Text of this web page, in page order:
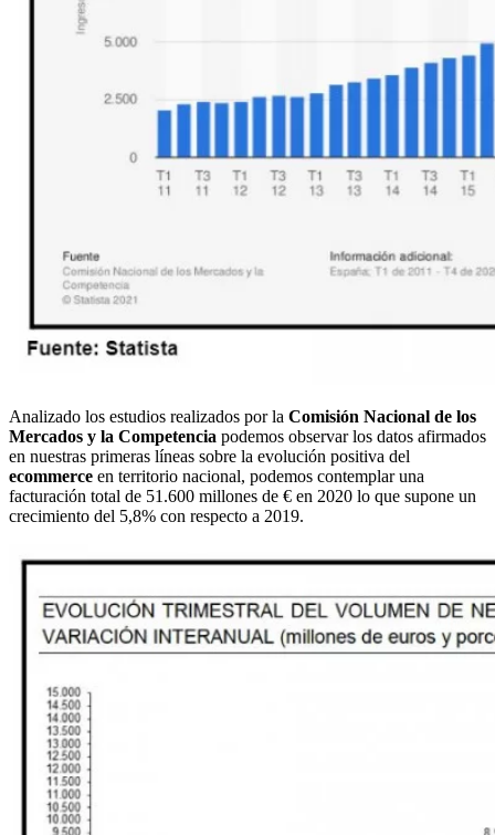
Analizado los estudios realizados por la Comisión Nacional de los
Mercados y la Competencia podemos observar los datos afirmados
en nuestras primeras líneas sobre la evolución positiva del
ecommerce en territorio nacional, podemos contemplar una
facturación total de 51.600 millones de € en 2020 lo que supone un
crecimiento del 5,8% con respecto a 2019.